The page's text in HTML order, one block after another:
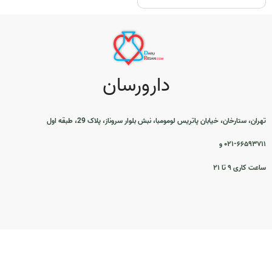
دارورسان
تهران، ستارخان، خیابان پاتریس لومومبا، نبش بلوار سروناز، پلاک 29، طبقه اول
۰۲۱-۶۶۵۹۳۷۱۱ و
ساعت کاری ۹ تا ۲۱